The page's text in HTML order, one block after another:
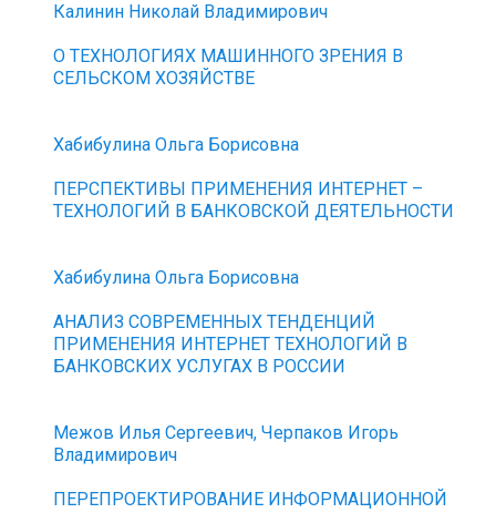
Калинин Николай Владимирович
О ТЕХНОЛОГИЯХ МАШИННОГО ЗРЕНИЯ В
СЕЛЬСКОМ ХОЗЯЙСТВЕ
Хабибулина Ольга Борисовна
ПЕРСПЕКТИВЫ ПРИМЕНЕНИЯ ИНТЕРНЕТ –
ТЕХНОЛОГИЙ В БАНКОВСКОЙ ДЕЯТЕЛЬНОСТИ
Хабибулина Ольга Борисовна
АНАЛИЗ СОВРЕМЕННЫХ ТЕНДЕНЦИЙ
ПРИМЕНЕНИЯ ИНТЕРНЕТ ТЕХНОЛОГИЙ В
БАНКОВСКИХ УСЛУГАХ В РОССИИ
Межов Илья Сергеевич, Черпаков Игорь
Владимирович
ПЕРЕПРОЕКТИРОВАНИЕ ИНФОРМАЦИОННОЙ